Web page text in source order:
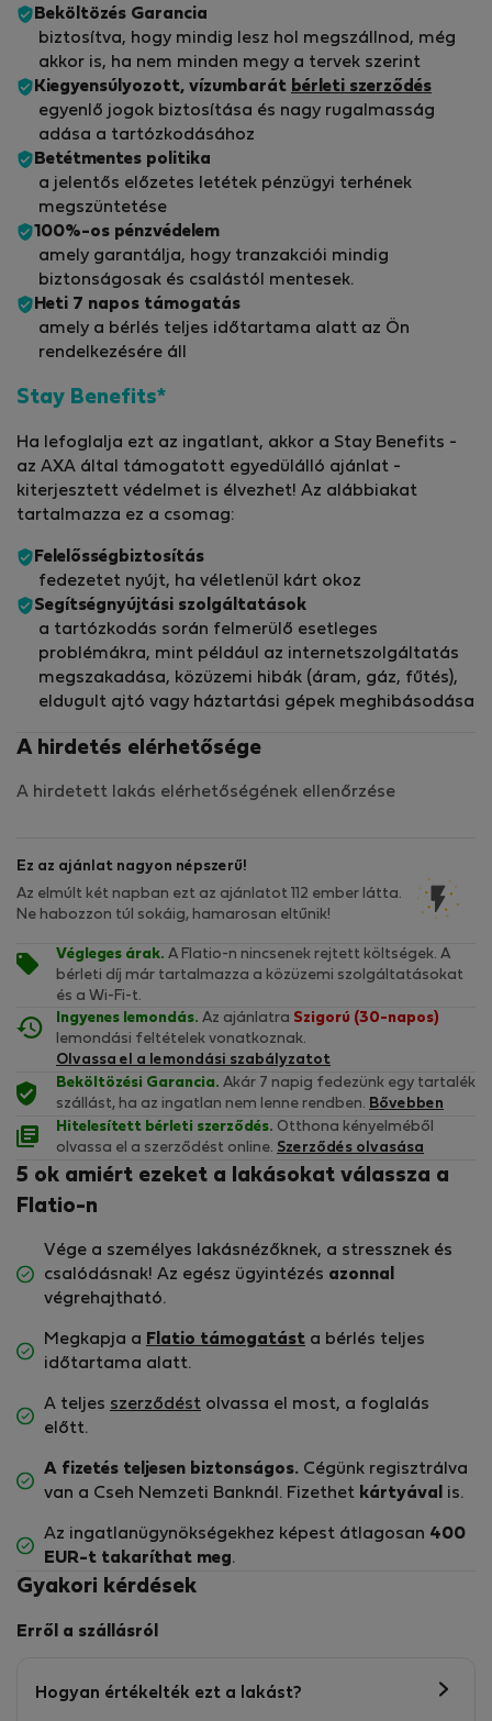
Beköltözés Garancia
biztosítva, hogy mindig lesz hol megszállnod, még
akkor is, ha nem minden megy a tervek szerint
Kiegyensúlyozott, vízumbarát bérleti szerződés
egyenlő jogok biztosítása és nagy rugalmasság
adása a tartózkodásához
Betétmentes politika
a jelentős előzetes letétek pénzügyi terhének
megszüntetése
100%-os pénzvédelem
amely garantálja, hogy tranzakciói mindig
biztonságosak és csalástól mentesek.
Heti 7 napos támogatás
amely a bérlés teljes időtartama alatt az Ön
rendelkezésére áll
Stay Benefits*
Ha lefoglalja ezt az ingatlant, akkor a Stay Benefits -
az AXA által támogatott egyedülálló ajánlat -
kiterjesztett védelmet is élvezhet! Az alábbiakat
tartalmazza ez a csomag:
Felelősségbiztosítás
fedezetet nyújt, ha véletlenül kárt okoz
Segítségnyújtási szolgáltatások
a tartózkodás során felmerülő esetleges
problémákra, mint például az internetszolgáltatás
megszakadása, közüzemi hibák (áram, gáz, fűtés),
eldugult ajtó vagy háztartási gépek meghibásodása
A hirdetés elérhetősége
A hirdetett lakás elérhetőségének ellenőrzése
Ez az ajánlat nagyon népszerű!
Az elmúlt két napban ezt az ajánlatot 112 ember látta.
Ne habozzon túl sokáig, hamarosan eltűnik!
Végleges árak. A Flatio-n nincsenek rejtett költségek. A
bérleti díj már tartalmazza a közüzemi szolgáltatásokat
és a Wi-Fi-t.
Ingyenes lemondás. Az ajánlatra Szigorú (30-napos)
lemondási feltételek vonatkoznak.
Olvassa el a lemondási szabályzatot
Beköltözési Garancia. Akár 7 napig fedezünk egy tartalék
szállást, ha az ingatlan nem lenne rendben. Bővebben
Hitelesített bérleti szerződés. Otthona kényelméből
olvassa el a szerződést online. Szerződés olvasása
5 ok amiért ezeket a lakásokat válassza a
Flatio-n
Vége a személyes lakásnézőknek, a stressznek és
csalódásnak! Az egész ügyintézés azonnal
végrehajtható.
Megkapja a Flatio támogatást a bérlés teljes
időtartama alatt.
A teljes szerződést olvassa el most, a foglalás
előtt.
A fizetés teljesen biztonságos. Cégünk regisztrálva
van a Cseh Nemzeti Banknál. Fizethet kártyával is.
Az ingatlanügynökségekhez képest átlagosan 400
EUR-t takaríthat meg.
Gyakori kérdések
Erről a szállásról
Hogyan értékelték ezt a lakást?